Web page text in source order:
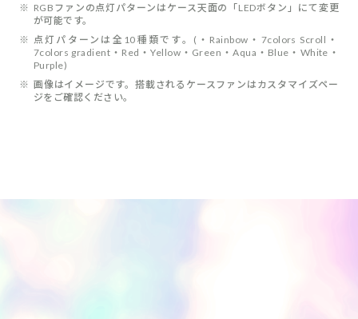
※ RGBファンの点灯パターンはケース天面の「LEDボタン」にて変更
が可能です。
※ 点灯パターンは全10種類です。(・Rainbow・7colors Scroll・
7colors gradient・Red・Yellow・Green・Aqua・Blue・White・
Purple)
※ 画像はイメージです。搭載されるケースファンはカスタマイズペー
ジをご確認ください。